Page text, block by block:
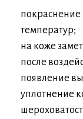
температур;
на коже
после
появление
уплотнение